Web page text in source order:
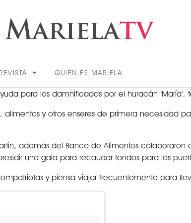
QUIÉN ES MARIELA
ACTUALIDAD
para los damnificados por el huracán
y otros enseres de primera necesidad
además del Banco de Alimentos
una gala para recaudar fondos para los
y piensa viajar frecuentemente para